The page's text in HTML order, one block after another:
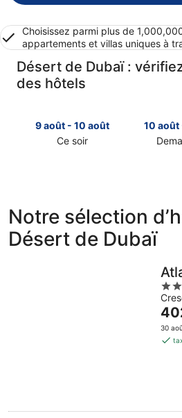
Choisissez parmi plus de
appartements et villas uniques à
Désert de Dubaï :
des hôtels
9 août - 10 août
Ce soir
Désert
de
Dubaï
pour
10 août
Désert
de
Dubaï
pour
demain
soir,
août
août
Notre sélection
Désert de Dubaï
5
out
of
5
Le
prix
est
30